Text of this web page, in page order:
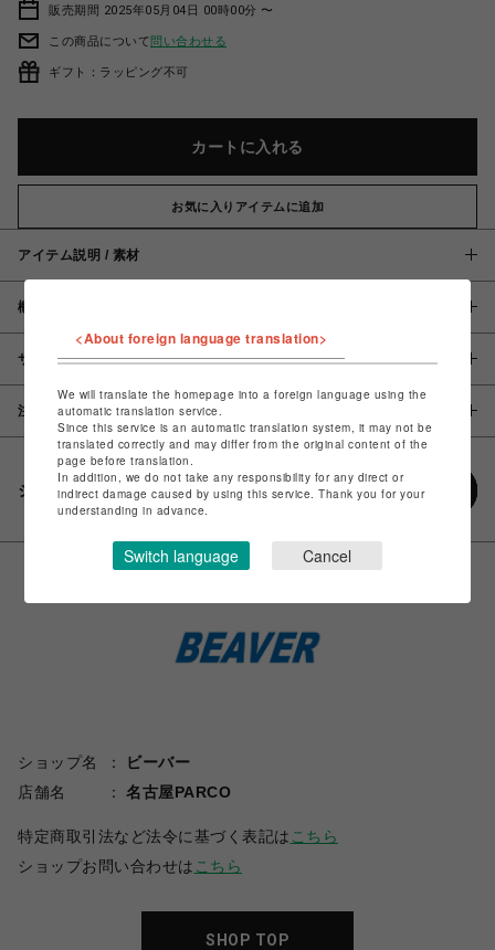
販売期間 2025年05月04日 00時00分 〜
この商品について問い合わせる
ギフト：ラッピング不可
カートに入れる
お気に入りアイテムに追加
アイテム説明 / 素材
概要
サイズ
注意事項
シェアする
ショップ名
ビーバー
店舗名
名古屋PARCO
特定商取引法など法令に基づく表記は こちら
ショップお問い合わせは こちら
SHOP TOP
<About foreign language translation>
We will translate the homepage into a foreign language using the
automatic translation service.
Since this service is an automatic translation system, it may not be
translated correctly and may differ from the original content of the
page before translation.
In addition, we do not take any responsibility for any direct or
indirect damage caused by using this service. Thank you for your
understanding in advance.
Switch language Cancel